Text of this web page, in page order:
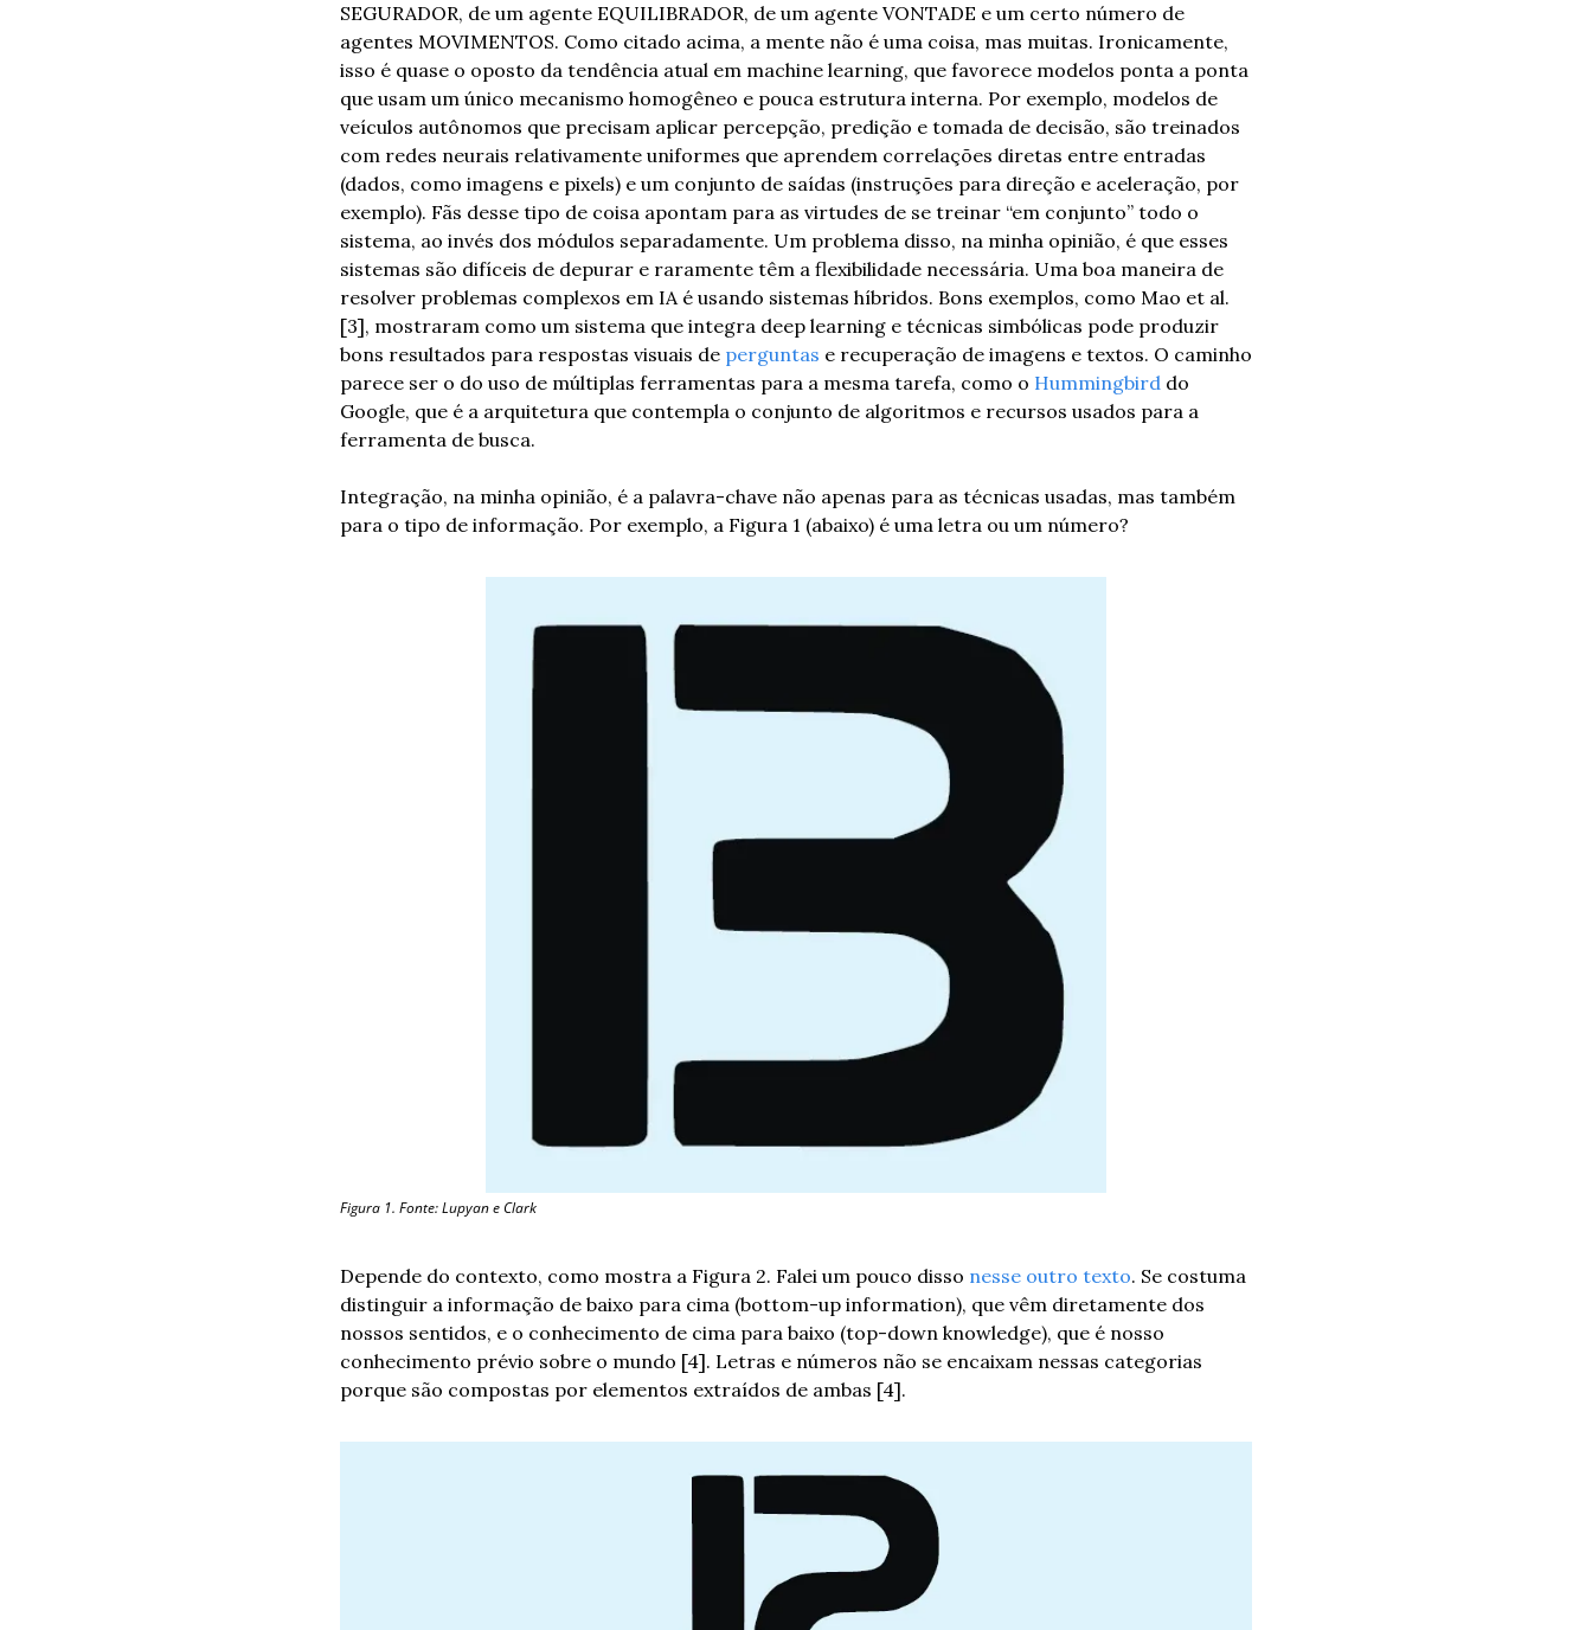
SEGURADOR, de um agente EQUILIBRADOR, de um agente VONTADE e um certo número de
agentes MOVIMENTOS. Como citado acima, a mente não é uma coisa, mas muitas. Ironicamente,
isso é quase o oposto da tendência atual em machine learning, que favorece modelos ponta a ponta
que usam um único mecanismo homogêneo e pouca estrutura interna. Por exemplo, modelos de
veículos autônomos que precisam aplicar percepção, predição e tomada de decisão, são treinados
com redes neurais relativamente uniformes que aprendem correlações diretas entre entradas
(dados, como imagens e pixels) e um conjunto de saídas (instruções para direção e aceleração, por
exemplo). Fãs desse tipo de coisa apontam para as virtudes de se treinar “em conjunto” todo o
sistema, ao invés dos módulos separadamente. Um problema disso, na minha opinião, é que esses
sistemas são difíceis de depurar e raramente têm a flexibilidade necessária. Uma boa maneira de
resolver problemas complexos em IA é usando sistemas híbridos. Bons exemplos, como Mao et al.
[3], mostraram como um sistema que integra deep learning e técnicas simbólicas pode produzir
bons resultados para respostas visuais de perguntas e recuperação de imagens e textos. O caminho
parece ser o do uso de múltiplas ferramentas para a mesma tarefa, como o Hummingbird do
Google, que é a arquitetura que contempla o conjunto de algoritmos e recursos usados para a
ferramenta de busca.
Integração, na minha opinião, é a palavra-chave não apenas para as técnicas usadas, mas também
para o tipo de informação. Por exemplo, a Figura 1 (abaixo) é uma letra ou um número?
Figura 1. Fonte: Lupyan e Clark
Depende do contexto, como mostra a Figura 2. Falei um pouco disso nesse outro texto. Se costuma
distinguir a informação de baixo para cima (bottom-up information), que vêm diretamente dos
nossos sentidos, e o conhecimento de cima para baixo (top-down knowledge), que é nosso
conhecimento prévio sobre o mundo [4]. Letras e números não se encaixam nessas categorias
porque são compostas por elementos extraídos de ambas [4].